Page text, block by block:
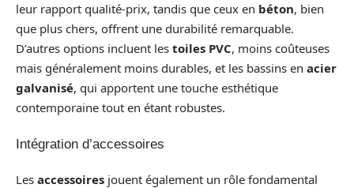
leur rapport qualité-prix, tandis que ceux en béton, bien
que plus chers, offrent une durabilité remarquable.
D’autres options incluent les toiles PVC, moins coûteuses
mais généralement moins durables, et les bassins en acier
galvanisé, qui apportent une touche esthétique
contemporaine tout en étant robustes.
Intégration d’accessoires
Les accessoires jouent également un rôle fondamental